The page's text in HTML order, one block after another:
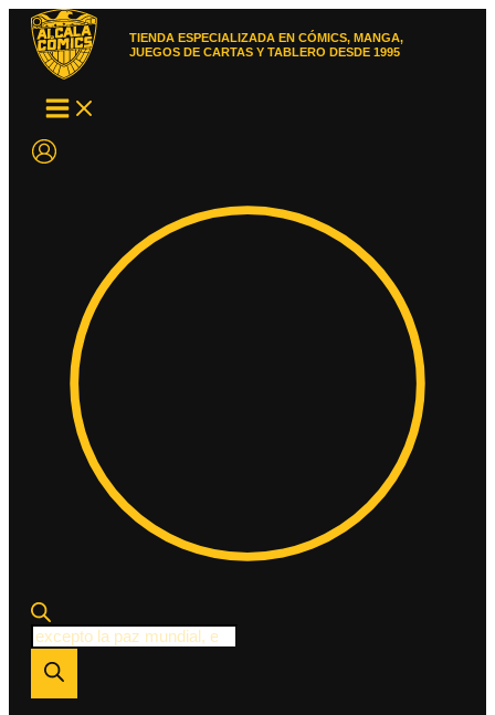
contenido
TIENDA ESPECIALIZADA EN CÓMICS, MANGA,
JUEGOS DE CARTAS Y TABLERO DESDE 1995
Búsqueda
de
productos